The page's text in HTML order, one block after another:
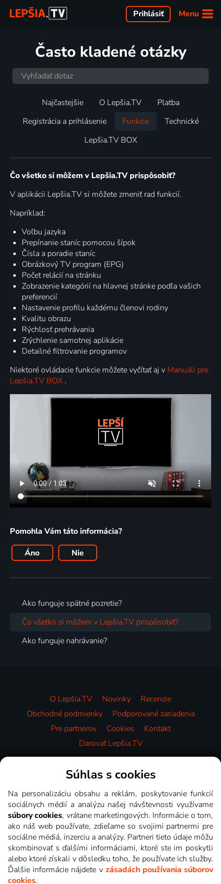
Menu
Prihlásiť
Často kladené otázky
Najčastejšie O Lepšia.TV
Platba
Registrácia a prihlásenie
Funkcie
Technické
Lepšia.TV BOX
Čo všetko si môžem v Lepšia.TV prispôsobiť?
V aplikácii Lepšia.TV si môžete zmeniť rad funkcií.
Napríklad:
Voľbu jazyka
Prepínanie staníc pomocou šípok
Čísla a poradie staníc
Obrázkový TV program (EPG)
Počet relácií na stránku
Zobrazenie kategórií na hlavnej stránke podľa vašich
preferencií
Nastavenie profilu každému členovi rodiny
Kvalitu obrazu
Rýchlosť prehrávania
Zrýchlenie samotnej aplikácie
Detailné filtrovanie programov
Niektoré ovládacie funkcie môžete vyčítať aj v Manuáli pre
Lepšia.TV BOX .
Pomohla Vám táto informácia?
Áno
Nie
Ako funguje spätné pozretie?
Čo všetko si môžem v Lepšia.TV prispôsobiť?
Ako funguje nahrávanie?
O Lepšia.TV Novinky
Recenzie
Obchodné podmienky
Podporované zariadenia
Pre partnerov
Cookies
Kontakt
Darovať Lepšia.TV
Videotéka
Súhlas s cookies
Na personalizáciu obsahu a reklám, poskytovanie funkcií
sociálnych médií a analýzu našej návštevnosti využívame
súbory cookies, vrátane marketingových. Informácie o tom,
ako náš web používate, zdieľame so svojimi partnermi pre
sociálne médiá, inzerciu a analýzy. Partneri tieto údaje môžu
skombinovať s ďalšími informáciami, ktoré ste im poskytli
alebo ktoré získali v dôsledku toho, že používate ich služby.
Ďalšie informácie nájdete v zásadách používania súborov
cookies.